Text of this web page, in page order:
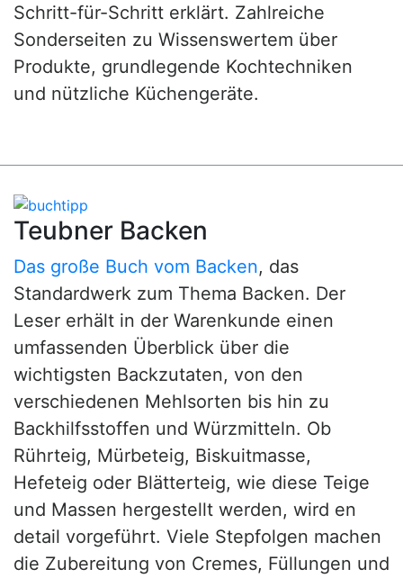
Schritt-für-Schritt erklärt. Zahlreiche
Sonderseiten zu Wissenswertem über
Produkte, grundlegende Kochtechniken
und nützliche Küchengeräte.
Teubner Backen
Das große Buch vom Backen, das
Standardwerk zum Thema Backen. Der
Leser erhält in der Warenkunde einen
umfassenden Überblick über die
wichtigsten Backzutaten, von den
verschiedenen Mehlsorten bis hin zu
Backhilfsstoffen und Würzmitteln. Ob
Rührteig, Mürbeteig, Biskuitmasse,
Hefeteig oder Blätterteig, wie diese Teige
und Massen hergestellt werden, wird en
detail vorgeführt. Viele Stepfolgen machen
die Zubereitung von Cremes, Füllungen und